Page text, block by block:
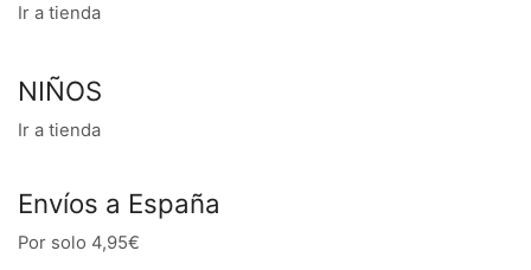
Ir a tienda
NIÑOS
Ir a tienda
Envíos a España
Por solo 4,95€